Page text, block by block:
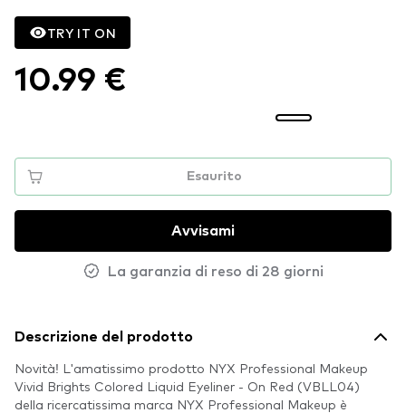
TRY IT ON
10.99 €
Esaurito
Avvisami
La garanzia di reso di 28 giorni
Descrizione del prodotto
Novità! L'amatissimo prodotto NYX Professional Makeup
Vivid Brights Colored Liquid Eyeliner - On Red (VBLL04)
della ricercatissima marca NYX Professional Makeup è